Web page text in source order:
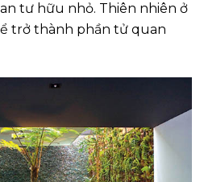
tư hữu nhỏ. Thiên nhiên ở
trở thành phần tử quan